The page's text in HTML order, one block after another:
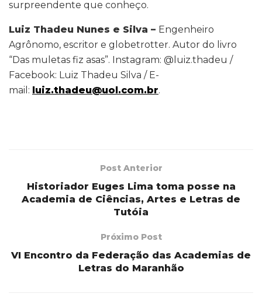
surpreendente que conheço.
Luiz Thadeu Nunes e Silva – Engenheiro
Agrônomo, escritor e globetrotter. Autor do livro
“Das muletas fiz asas”. Instagram: @luiz.thadeu /
Facebook: Luiz Thadeu Silva / E-
mail: luiz.thadeu@uol.com.br.
Post Anterior
Historiador Euges Lima toma posse na
Academia de Ciências, Artes e Letras de
Tutóia
Próximo Post
VI Encontro da Federação das Academias de
Letras do Maranhão